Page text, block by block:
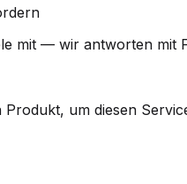
mit — wir antworten mit
Produkt, um diesen